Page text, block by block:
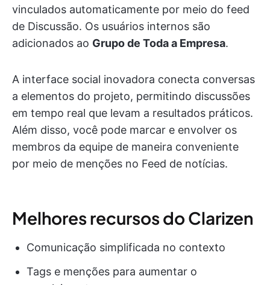
vinculados automaticamente por meio do feed
de Discussão. Os usuários internos são
adicionados ao Grupo de Toda a Empresa.
A interface social inovadora conecta conversas
a elementos do projeto, permitindo discussões
em tempo real que levam a resultados práticos.
Além disso, você pode marcar e envolver os
membros da equipe de maneira conveniente
por meio de menções no Feed de notícias.
Melhores recursos do Clarizen
Comunicação simplificada no contexto
Tags e menções para aumentar o